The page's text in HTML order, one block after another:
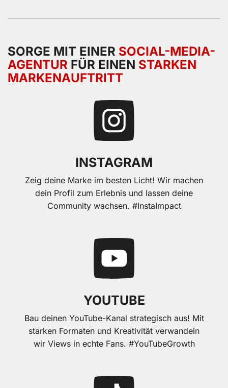
SORGE MIT EINER SOCIAL-MEDIA-
AGENTUR FÜR EINEN STARKEN
MARKENAUFTRITT
INSTAGRAM
Zeig deine Marke im besten Licht! Wir machen
dein Profil zum Erlebnis und lassen deine
Community wachsen. #InstaImpact
YOUTUBE
Bau deinen YouTube-Kanal strategisch aus! Mit
starken Formaten und Kreativität verwandeln
wir Views in echte Fans. #YouTubeGrowth